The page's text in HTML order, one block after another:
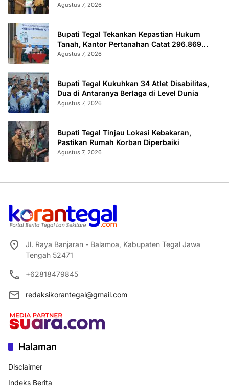
Agustus 7, 2026
Bupati Tegal Tekankan Kepastian Hukum
Tanah, Kantor Pertanahan Catat 296.869
Sertifikat Terbit
Agustus 7, 2026
Bupati Tegal Kukuhkan 34 Atlet Disabilitas,
Dua di Antaranya Berlaga di Level Dunia
Agustus 7, 2026
Bupati Tegal Tinjau Lokasi Kebakaran,
Pastikan Rumah Korban Diperbaiki
Agustus 7, 2026
Jl. Raya Banjaran - Balamoa, Kabupaten Tegal Jawa
Tengah 52471
+62818479845
redaksikorantegal@gmail.com
Halaman
Disclaimer
Indeks Berita